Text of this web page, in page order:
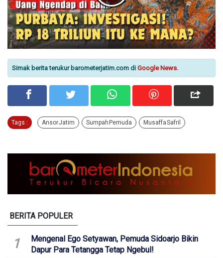
Simak berita terukur barometerjatim.com di Google News.
Tags : Ansor Jatim Sumpah Pemuda Musaffa Safril
BERITA POPULER
1
Mengenal Ego Setyawan, Pemuda Sidoarjo Bikin
Dapur Para Tetangga Tetap Ngebul!